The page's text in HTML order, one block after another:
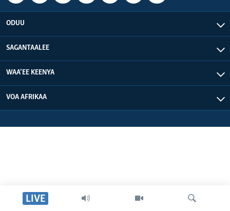
LIVE
ODUU
SAGANTAALEE
WAA’EE KEENYA
VOA AFRIKAA